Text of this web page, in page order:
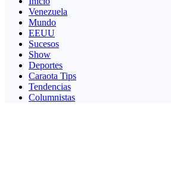
Venezuela
Mundo
EEUU
Sucesos
Show
Deportes
Caraota Tips
Tendencias
Columnistas